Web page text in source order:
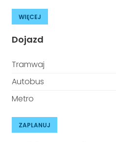
WIĘCEJ
Dojazd
Tramwaj
Autobus
Metro
ZAPLANUJ